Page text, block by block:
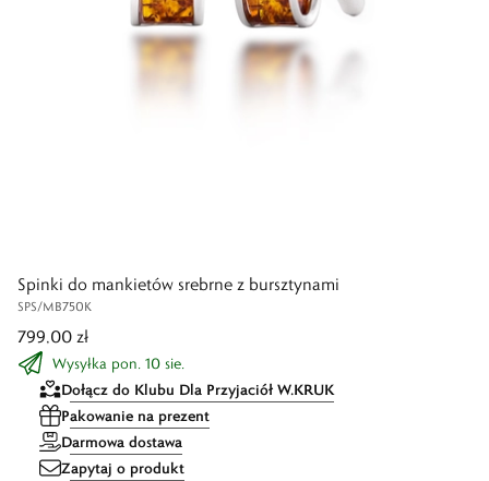
Spinki do mankietów srebrne z bursztynami
SPS/MB750K
799,00 zł
Wysyłka pon. 10 sie.
Dołącz do Klubu Dla Przyjaciół W.KRUK
Pakowanie na prezent
Darmowa dostawa
Zapytaj o produkt